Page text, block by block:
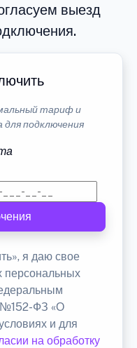
выезд
тариф и
подключения
я даю свое
персональных
№152-ФЗ «О
и для
на обработку